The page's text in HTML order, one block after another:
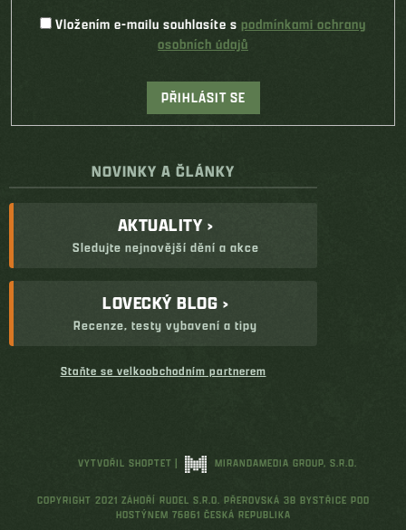
Vložením e-mailu souhlasíte s podmínkami ochrany
osobních údajů
PŘIHLÁSIT SE
NOVINKY A ČLÁNKY
AKTUALITY ›
Sledujte nejnovější dění a akce
LOVECKÝ BLOG ›
Recenze, testy vybavení a tipy
Staňte se velkoobchodním partnerem
VYTVOŘIL SHOPTET | MIRANDAMEDIA GROUP, S.R.O.
COPYRIGHT 2021 ZÁHOŘÍ RUDEL S.R.O. PŘEROVSKÁ 38 BYSTŘICE POD
HOSTÝNEM 76861 ČESKÁ REPUBLIKA